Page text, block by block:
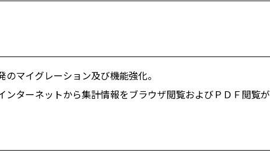
マイグレーション及び機能強化。
ターネットから集計情報をブラウザ閲覧およびＰＤＦ閲覧が